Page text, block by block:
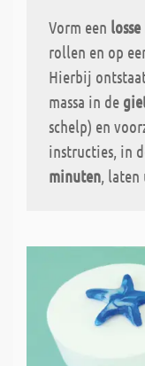
Vorm een
rollen en op
Hierbij
massa in de
schelp) en
instructies, in
minuten, laten